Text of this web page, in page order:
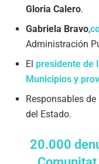
Gloria Calero.
Gabriela Bravo,
Administración
Elpresidente de
Municipios y
Responsables
del Estado.
20.000